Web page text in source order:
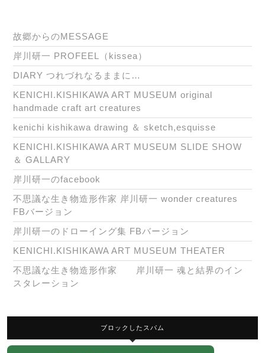
故郷からのMESSAGE
岸川研一 PROFEEL（kissea）
DIARY つれづれなるままに…
KENICHI.KISHIKAWA ART MUSEUM original
handmade craft art creatures
kenichi kishikawa drawing ＆ sketch,esquisse
KENICHI.KISHIKAWA ART MUSEUM SLIDE SHOW
＆ GALLARY
岸川研一のfacebook
不思議な生き物造形作家 岸川研一 wonder creatures
FBバージョン
岸川研一のドローイング集 FBバージョン
KENICHI.KISHIKAWA ART MUSEUM THEATER
不思議な生き物造形作家 岸川研一 魂と結界のイン
スタレーション
ブロックしたスパム